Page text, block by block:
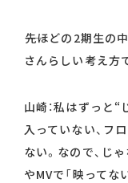
――先ほどの2期生
さんらしい考え方
山崎：私はずっと
入っていない、フ
ない。なので、じ
やMVで「映ってな